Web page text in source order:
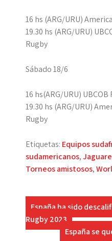
16 hs (ARG/URU)
19.30 hs (ARG/URU)
Rugby
Sábado 18/6
16 hs(ARG/URU) UBCOB
19.30 hs (ARG/URU)
Rugby
Etiquetas: Equipos
sudamericanos,
Torneos amistosos,
de
España ha sido
Rugby 2023
España se